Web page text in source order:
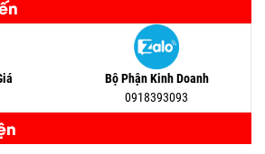
Bộ Phận Kinh Doanh
0918393093